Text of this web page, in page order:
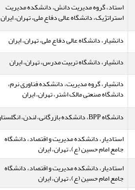
استاد، گروه مدیریت دانش، دانشکده مدیریت
استراتژیک، دانشگاه عالی دفاع ملی، تهران، ایران
دانشیار، دانشگاه عالی دفاع ملی، تهران، ایران
دانشیار، دانشگاه تربیت مدرس، تهران، ایران
دانشیار، گروه مدیریت، دانشکده فناوری نرم،
دانشگاه صنعتی مالک اشتر، تهران، ایران
دانشگاه BPP، دانشکده بازرگانی، لندن، انگلستان
استادیار، دانشکده مدیریت و اقتصاد، دانشگاه
جامع امام حسین (ع)، تهران، ایران
استادیار، دانشکده مدیریت و اقتصاد، دانشگاه
جامع امام حسین (ع)، تهران، ایران